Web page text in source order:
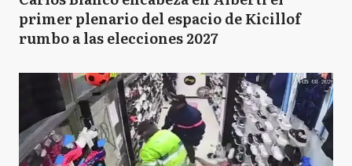
primer plenario del espacio de Kicillof
rumbo a las elecciones 2027